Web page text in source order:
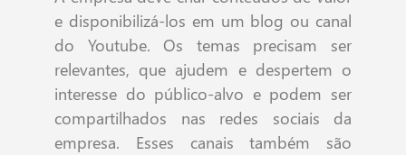
e disponibilizá-los em um blog ou canal
do Youtube. Os temas precisam ser
relevantes, que ajudem e despertem o
interesse do público-alvo e podem ser
compartilhados nas redes sociais da
empresa. Esses canais também são